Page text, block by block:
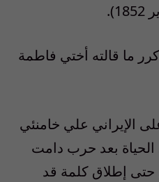
ما قالته أختي فاطمة
الإيراني علي خامنئي
الحياة بعد حرب دامت
حتى إطلاق كلمة قد